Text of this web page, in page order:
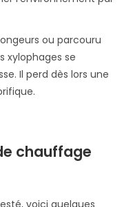
ou parcouru
xylophages se
Il perd dès lors une
chauffage
voici quelques